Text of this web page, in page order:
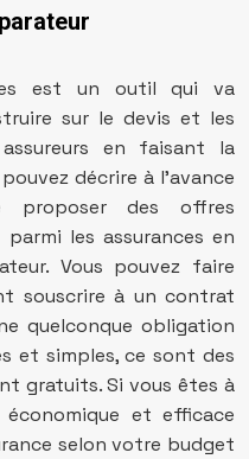
est un outil qui va
sur le devis et les
en faisant la
décrire à l’avance
des offres
les assurances en
Vous pouvez faire
souscrire à un contrat
quelconque obligation
et simples, ce sont des
gratuits. Si vous êtes à
et efficace
selon votre budget